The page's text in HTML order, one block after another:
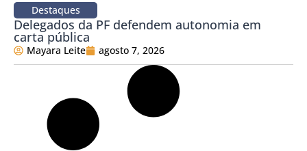
Destaques
Delegados da PF defendem autonomia em
carta pública
Mayara Leite agosto 7, 2026